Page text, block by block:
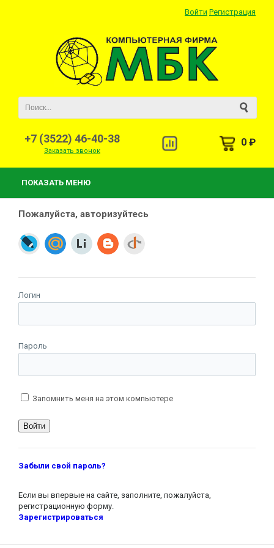
Войти Регистрация
+7 (3522) 46-40-38
Заказать звонок
0 ₽
ПОКАЗАТЬ МЕНЮ
Пожалуйста, авторизуйтесь
Логин
Пароль
Запомнить меня на этом компьютере
Забыли свой пароль?
Если вы впервые на сайте, заполните, пожалуйста,
регистрационную форму.
Зарегистрироваться